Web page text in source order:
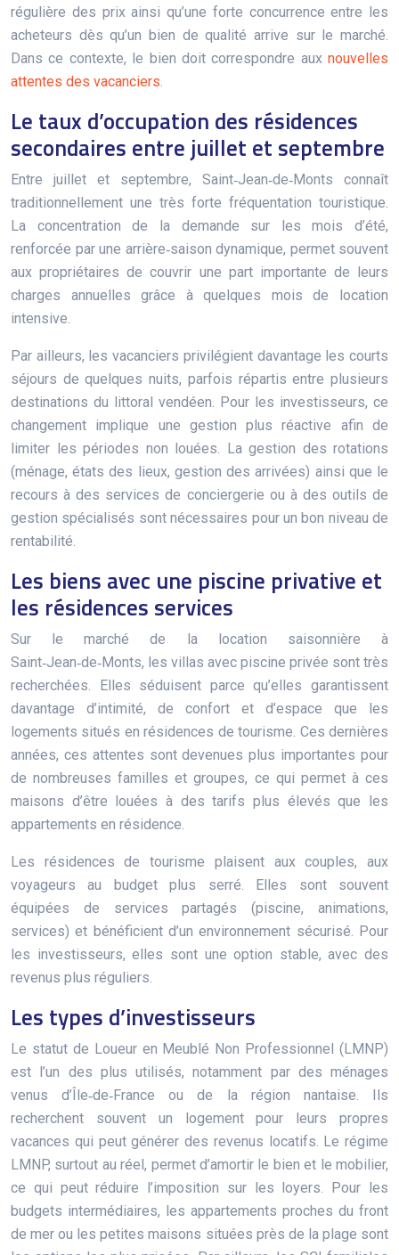
régulière des prix ainsi qu’une forte concurrence entre les
acheteurs dès qu’un bien de qualité arrive sur le marché.
Dans ce contexte, le bien doit correspondre aux nouvelles
attentes des vacanciers
Le taux d’occupation des résidences
secondaires entre juillet et septembre
Entre juillet et septembre, Saint‑Jean‑de‑Monts connaît
traditionnellement une très forte fréquentation touristique.
La concentration de la demande sur les mois d’été,
renforcée par une arrière‑saison dynamique, permet souvent
aux propriétaires de couvrir une part importante de leurs
charges annuelles grâce à quelques mois de location
intensive.
Par ailleurs, les vacanciers privilégient davantage les courts
séjours de quelques nuits, parfois répartis entre plusieurs
destinations du littoral vendéen. Pour les investisseurs, ce
changement implique une gestion plus réactive afin de
limiter les périodes non louées. La gestion des rotations
(ménage, états des lieux, gestion des arrivées) ainsi que le
recours à des services de conciergerie ou à des outils de
gestion spécialisés sont nécessaires pour un bon niveau de
rentabilité.
Les biens avec une piscine privative et
les résidences services
Sur le marché de la location saisonnière à
Saint‑Jean‑de‑Monts, les villas avec piscine privée sont très
recherchées. Elles séduisent parce qu’elles garantissent
davantage d’intimité, de confort et d’espace que les
logements situés en résidences de tourisme. Ces dernières
années, ces attentes sont devenues plus importantes pour
de nombreuses familles et groupes, ce qui permet à ces
maisons d’être louées à des tarifs plus élevés que les
appartements en résidence.
Les résidences de tourisme plaisent aux couples, aux
voyageurs au budget plus serré. Elles sont souvent
équipées de services partagés (piscine, animations,
services) et bénéficient d’un environnement sécurisé. Pour
les investisseurs, elles sont une option stable, avec des
revenus plus réguliers.
Les types d’investisseurs
Le statut de Loueur en Meublé Non Professionnel (LMNP)
est l’un des plus utilisés, notamment par des ménages
venus d’Île‑de‑France ou de la région nantaise. Ils
recherchent souvent un logement pour leurs propres
vacances qui peut générer des revenus locatifs. Le régime
LMNP, surtout au réel, permet d’amortir le bien et le mobilier,
ce qui peut réduire l’imposition sur les loyers. Pour les
budgets intermédiaires, les appartements proches du front
de mer ou les petites maisons situées près de la plage sont